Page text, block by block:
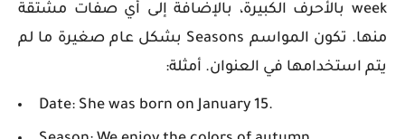
week بالأحرف الكبيرة، بالإضافة إلى أي صفات مشتقة
منها. تكون المواسم Seasons بشكل عام صغيرة ما لم
يتم استخدامها في العنوان. أمثلة:
Date: She was born on January 15.